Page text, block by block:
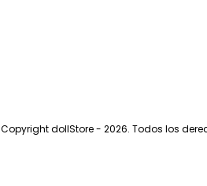
Copyright dollStore - 2026. Todos los